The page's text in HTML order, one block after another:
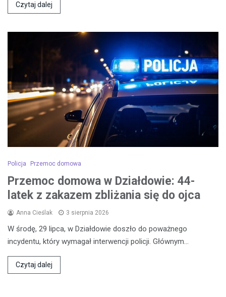
Czytaj dalej
Policja Przemoc domowa
Przemoc domowa w Działdowie: 44-
latek z zakazem zbliżania się do ojca
Anna Cieślak 3 sierpnia 2026
W środę, 29 lipca, w Działdowie doszło do poważnego
incydentu, który wymagał interwencji policji. Głównym…
Czytaj dalej